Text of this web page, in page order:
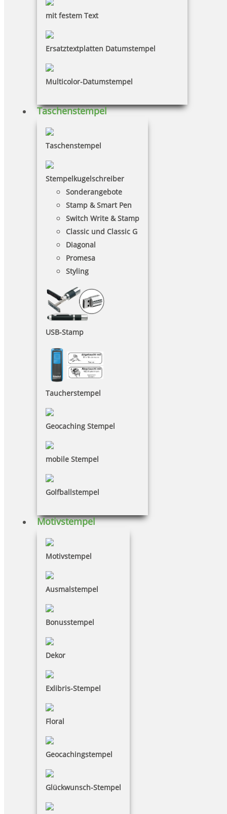
mit festem Text
Ersatztextplatten Datumstempel
Multicolor-Datumstempel
Taschenstempel
Taschenstempel
Stempelkugelschreiber
Sonderangebote
Stamp & Smart Pen
Switch Write & Stamp
Classic und Classic G
Diagonal
Promesa
Styling
USB-Stamp
Taucherstempel
Geocaching Stempel
mobile Stempel
Golfballstempel
Motivstempel
Motivstempel
Ausmalstempel
Bonusstempel
Dekor
Exlibris-Stempel
Floral
Geocachingstempel
Glückwunsch-Stempel